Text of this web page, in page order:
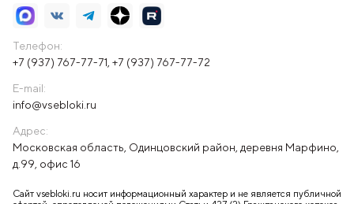
Телефон:
+7 (937) 767-77-71, +7 (937) 767-77-72
E-mail:
info@vsebloki.ru
Адрес:
Московская область, Одинцовский район, деревня Марфино,
д.99, офис 16
Сайт vsebloki.ru носит информационный характер и не является публичной